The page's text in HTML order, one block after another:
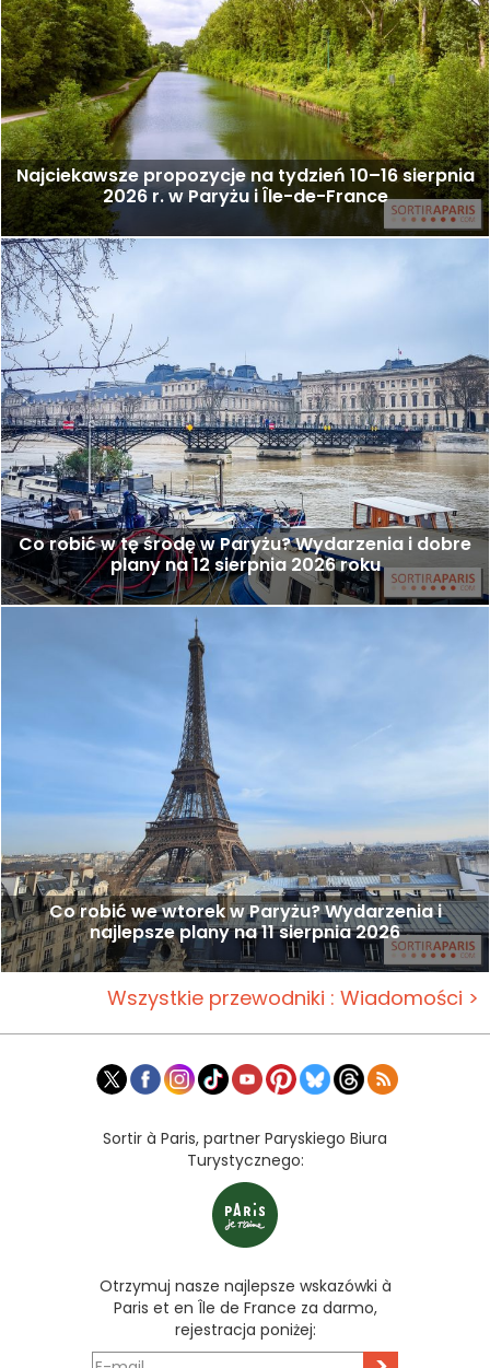
Najciekawsze propozycje na tydzień 10–16 sierpnia
2026 r. w Paryżu i Île-de-France
Co robić w tę środę w Paryżu? Wydarzenia i dobre
plany na 12 sierpnia 2026 roku
Co robić we wtorek w Paryżu? Wydarzenia i
najlepsze plany na 11 sierpnia 2026
Wszystkie przewodniki : Wiadomości >
Sortir à Paris, partner Paryskiego Biura
Turystycznego:
Otrzymuj nasze najlepsze wskazówki à
Paris et en Île de France za darmo,
rejestracja poniżej: